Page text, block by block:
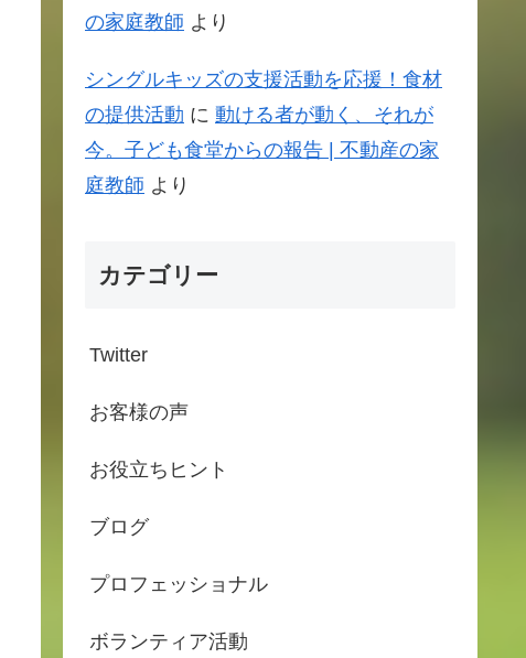
の家庭教師 より
シングルキッズの支援活動を応援！食材
の提供活動 に 動ける者が動く、それが
今。子ども食堂からの報告 | 不動産の家
庭教師 より
カテゴリー
Twitter
お客様の声
お役立ちヒント
ブログ
プロフェッショナル
ボランティア活動